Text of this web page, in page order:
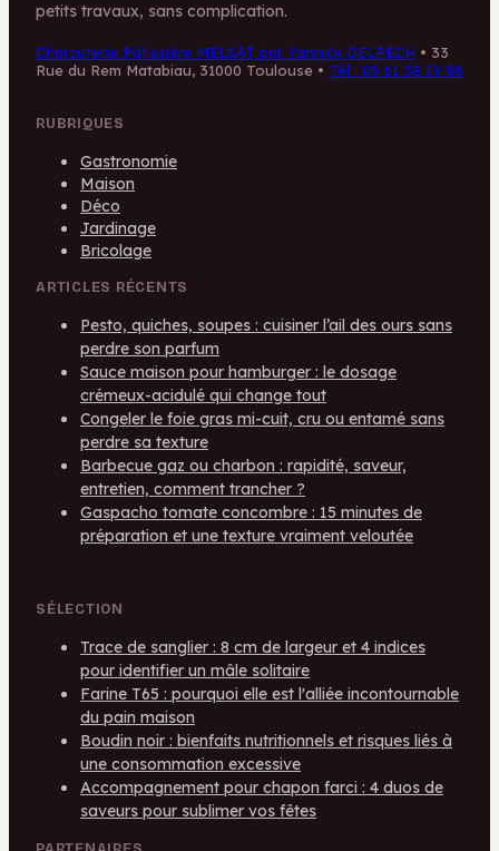
petits travaux, sans complication.
Charcuterie Pâtissière MELSÀT par Yannick DELPECH • 33
Rue du Rem Matabiau, 31000 Toulouse • Tél : 05 61 38 19 86
RUBRIQUES
Gastronomie
Maison
Déco
Jardinage
Bricolage
ARTICLES RÉCENTS
Pesto, quiches, soupes : cuisiner l’ail des ours sans
perdre son parfum
Sauce maison pour hamburger : le dosage
crémeux-acidulé qui change tout
Congeler le foie gras mi-cuit, cru ou entamé sans
perdre sa texture
Barbecue gaz ou charbon : rapidité, saveur,
entretien, comment trancher ?
Gaspacho tomate concombre : 15 minutes de
préparation et une texture vraiment veloutée
SÉLECTION
Trace de sanglier : 8 cm de largeur et 4 indices
pour identifier un mâle solitaire
Farine T65 : pourquoi elle est l'alliée incontournable
du pain maison
Boudin noir : bienfaits nutritionnels et risques liés à
une consommation excessive
Accompagnement pour chapon farci : 4 duos de
saveurs pour sublimer vos fêtes